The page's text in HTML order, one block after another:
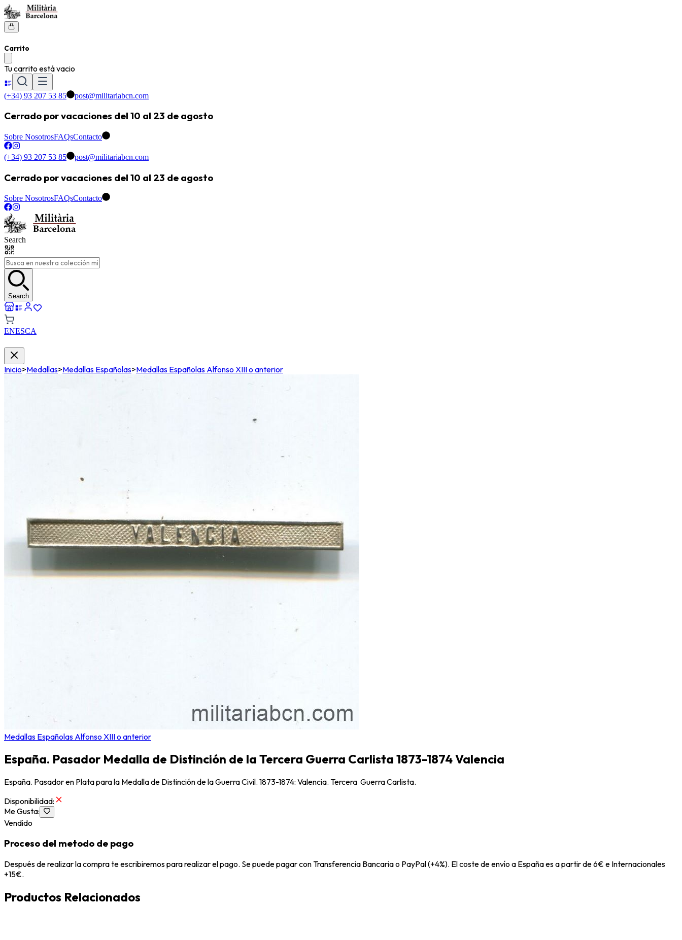
Carrito
Tu carrito está vacio
(+34) 93 207 53 85 post@militariabcn.com
Cerrado por vacaciones del 10 al 23 de agosto
Sobre NosotrosFAQsContacto
(+34) 93 207 53 85 post@militariabcn.com
Cerrado por vacaciones del 10 al 23 de agosto
Sobre NosotrosFAQsContacto
Search
Search
ENESCA
Inicio>Medallas>Medallas Españolas>Medallas Españolas Alfonso XIII o anterior
Medallas Españolas Alfonso XIII o anterior
España. Pasador Medalla de Distinción de la Tercera Guerra Carlista 1873-1874 Valencia
España. Pasador en Plata para la Medalla de Distinción de la Guerra Civil. 1873-1874: Valencia. Tercera Guerra Carlista.
Disponibilidad:
Me Gusta:
Vendido
Proceso del metodo de pago
Después de realizar la compra te escribiremos para realizar el pago. Se puede pagar con Transferencia Bancaria o PayPal (+4%). El coste de envío a España es a partir de 6€ e Internacionales
+15€.
Productos Relacionados